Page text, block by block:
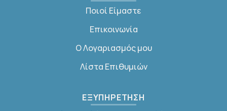
Ποιοί Είμαστε
Επικοινωνία
Ο Λογαριασμός μου
Λίστα Επιθυμιών
ΕΞΥΠΗΡΕΤΗΣΗ